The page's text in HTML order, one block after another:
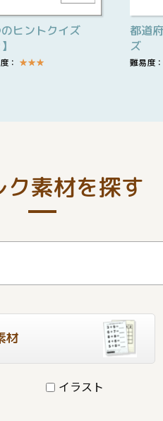
ヒントクイズ
： ★★★
都道
ズ
難易度：
ク素材を探す
材
イラスト